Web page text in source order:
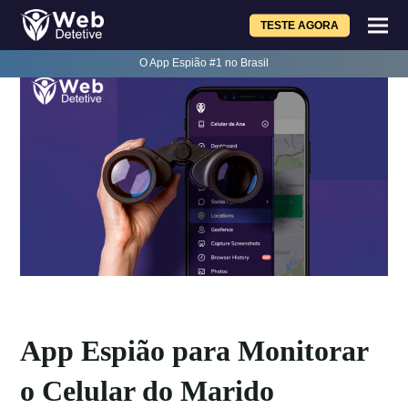
TESTE AGORA
O App Espião #1 no Brasil
App Espião para Monitorar
o Celular do Marido